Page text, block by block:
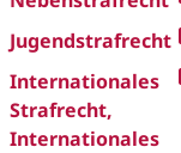
Jugendstrafrecht
Internationales
Strafrecht,
Internationales